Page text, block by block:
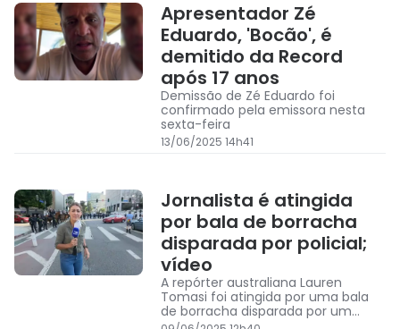
Apresentador Zé
Eduardo, 'Bocão', é
demitido da Record
após 17 anos
Demissão de Zé Eduardo foi
confirmado pela emissora nesta
sexta-feira
13/06/2025 14h41
Jornalista é atingida
por bala de borracha
disparada por policial;
vídeo
A repórter australiana Lauren
Tomasi foi atingida por uma bala
de borracha disparada por um